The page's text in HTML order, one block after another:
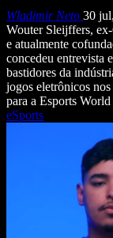
Wladimir Neto 30
Wouter Sleijffers,
e atualmente
concedeu entrevista
bastidores da
jogos eletrônicos
para a Esports
eSports